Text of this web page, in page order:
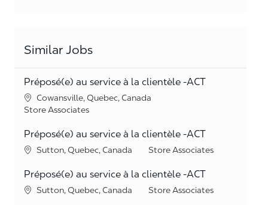
Similar Jobs
Préposé(e) au service à la clientèle -ACT
Location
Cowansville, Quebec, Canada
Category
Store Associates
Préposé(e) au service à la clientèle -ACT
Location
Sutton, Quebec, Canada Category
Store Associates
Préposé(e) au service à la clientèle -ACT
Location
Sutton, Quebec, Canada Category
Store Associates